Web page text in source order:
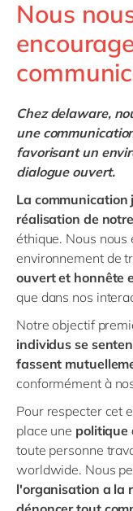
Nous
Chez delaware,
une
favorisant un
dialogue ouvert.
La communication
réalisation de
éthique. Nous
environnement de
ouvert et honnête
que dans nos
Notre objectif
individus se
fassent
conformément à
Pour respecter cet
place une politique
toute personne
worldwide. Nous
l'organisation a la